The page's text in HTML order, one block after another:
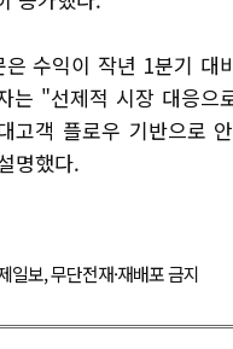
은 수익이 작년 1분기 대
는 "선제적 시장 대응으
고객 플로우 기반으로
명했다.
보, 무단전재·재배포 금지